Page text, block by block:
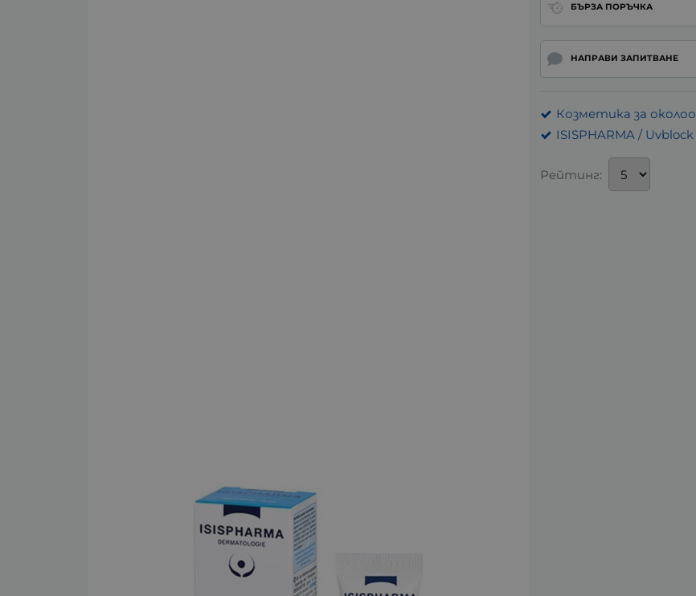
БЪРЗА ПОРЪЧКА
НАПРАВИ ЗАПИТВАНЕ
Козметика за
ISISPHARMA / Uvblock
Рейтинг: